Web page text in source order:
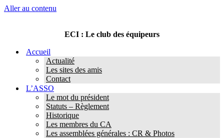
Aller au contenu
ECI : Le club des équipeurs
Accueil
Actualité
Les sites des amis
Contact
L’ASSO
Le mot du président
Statuts – Règlement
Historique
Les membres du CA
Les assemblées générales : CR & Photos